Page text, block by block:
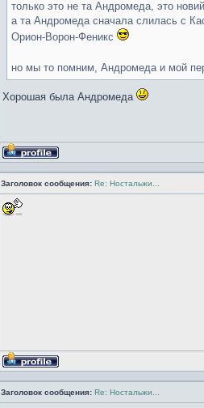
только это не та Андромеда, это
а та Андромеда сначала слилась с
Орион-Ворон-Феникс
но мы то помним, Андромеда и мой
Хорошая была Андромеда
Профиль
Заголовок сообщения: Re: Ностальжи...
Профиль
Заголовок сообщения: Re: Ностальжи...